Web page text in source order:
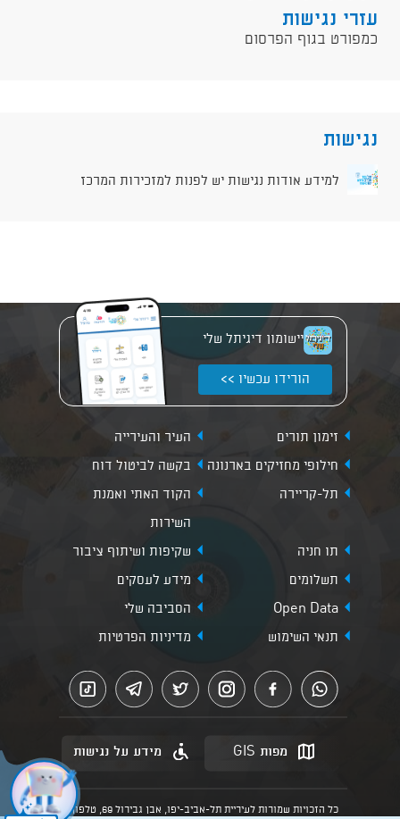
עזרי נגישות
כמפורט בגוף הפרסום
נגישות
למידע אודות נגישות יש לפנות למזכירות המרכז
יישומון דיגיתל שלי
הורידו עכשיו >>
זימון תורים
העיר והעירייה
חילופי מחזיקים בארנונה
בקשה לביטול דוח
תל-קריירה
הקוד האתי ואמנת
השירות
תו חניה
שקיפות ושיתוף ציבור
תשלומים
מידע לעסקים
Open Data
הסביבה שלי
תנאי השימוש
מדיניות הפרטיות
מפות GIS מידע על נגישות
כל הזכויות שמורות לעיריית תל-אביב-יפו, אבן גבירול 69, טלפון: